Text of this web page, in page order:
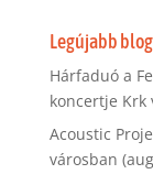
Legújabb
Hárfaduó a
koncertje Krk
Acoustic
városban